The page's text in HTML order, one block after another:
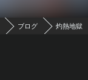
ブログ 灼熱地獄